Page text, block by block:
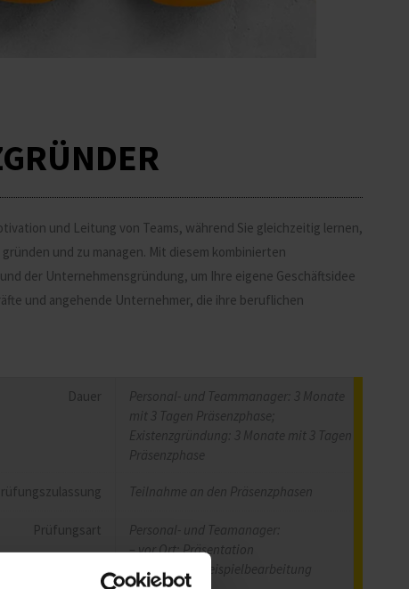
und Leitung von Teams, während Sie gleichzeitig lernen,
und zu managen. Mit diesem kombinierten
der Unternehmensgründung, um Ihre eigene Geschäftsidee
und angehende Unternehmer, die ihre beruflichen
Dauer
Personal- und Teammanager: 3 Monate
mit 3 Tagen Präsenzphase;
Existenzgründung: 3 Monate mit 3 Tagen
Präsenzphase
Teilnahme an den Präsenzphasen
Prüfungsart
Personal- und Teamanager:
– vor Ort: Präsentation
– digital: Fallbeispielbearbeitung